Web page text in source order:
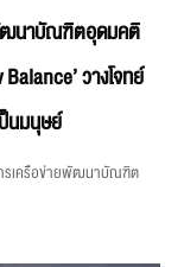
พัฒนาบัณฑิตอุดมคติ
วางโจทย์
นมนุษย์
ารเครือข่ายพัฒนาบัณฑิต